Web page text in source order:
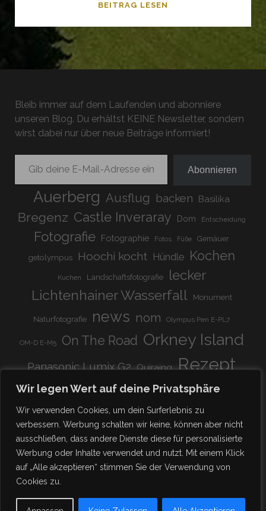
Wir legen Wert auf deine Privatsphäre
Wir verwenden Cookies, um dein Surferlebnis zu
verbessern. Werbung schalten wir keine, können aber nicht
ausschließen, dass andere Dienste diese für personalisierte
Werbung oder Inhalte verwendet und nutzt. Mit einem Klick
auf „Alle akzeptieren“ stimmen Sie der Verwendung von
Cookies zu.
BEITRAG LESEN
ANDRATX
NACH
SANT
Bleib immer auf dem Laufenden und abonniere
unseren Blog. Du erhältst KEINE Newsletter, sondern
wirst dabei nur über neue Beiträge informiert!
Gib deine E-Mail-Adresse ein ...
Abonnieren
Auerberg Ausflug backen Basilika
Bregenz Castle Inveraray Dom Entscheidung
Fotografie Fotographie Fotos Füße Gemäuer
getolympus Hoochi kocht Hündle Kochen
Kuchen Landschaftsfotografie lecker
Lichtenhainer Wasserfall Monument
Naturfotografie news nom Olympus Pen E-PL7
OM-D E-M5 On The Road Orkney Island
Panasonic Lumix G2 Quiraing Rezept
Rundreise schnell & einfach Scotland
Stadion super lecker Systemkamera
vegetarisch Viadukt weitnau woooohoooo!!!!
zu Hause ♥